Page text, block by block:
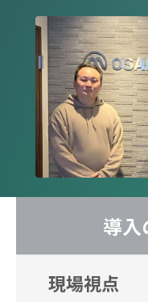
導入
現場視点